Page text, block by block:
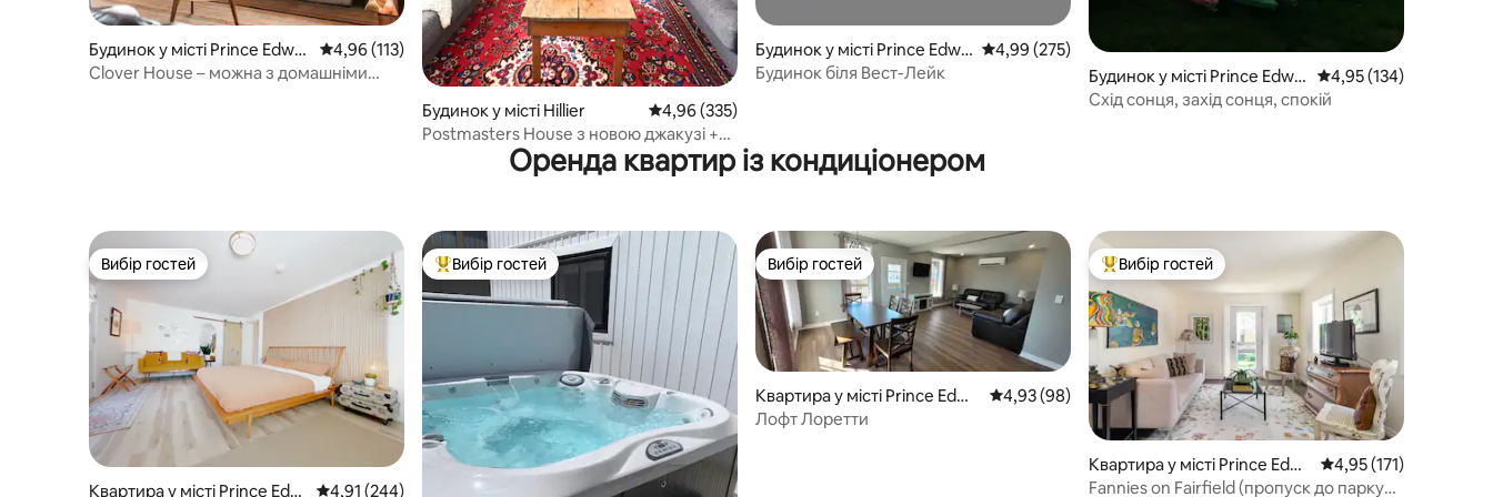
Будинок у місті Prince Edwar
d
Середня оцінка: 4,96 з 5, відгуки: 113
4,96 (113)
Clover House – можна з домашніми
Будинок у місті Hillier Середня оцінка: 4,96 з 5, відгуки: 335
4,96 (335)
Postmasters House з новою джакузі +
пропуск на пляж включено
Будинок у місті Prince Edwa
rd
Середня оцінка: 4,99 з 5, відгуки: 275
4,99 (275)
Будинок біля Вест-Лейк
Будинок у місті Prince Edwa
rd
Середня оцінка: 4,95
4,95 (134)
Схід сонця, захід сонця, спокій
Оренда квартир із кондиціонером
Вибір гостей
Вибір гостей
Квартира у місті Prince Edw Середня оцінка: 4,91 з 5, відгуки: 244
4,91 (244)
Топ вибір гостей
Вибір гостей Вибір гостей
Вибір гостей
Квартира у місті Prince Edwa
rd
Середня оцінка: 4,93 з 5, відгуки: 98
4,93 (98)
Лофт Лоретти
Топ вибір гостей
Вибір гостей
Квартира у місті Prince Edwa
rd
Середня оцінка: 4,95
4,95 (171)
Fannies on Fairfield (пропуск до парку